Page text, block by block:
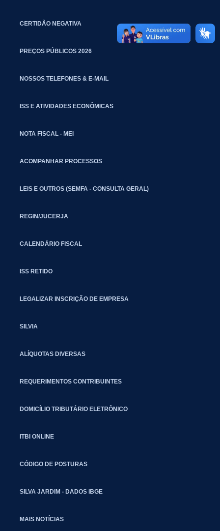
CERTIDÃO NEGATIVA
PREÇOS PÚBLICOS 2026
NOSSOS TELEFONES & E-MAIL
ISS E ATIVIDADES ECONÔMICAS
NOTA FISCAL - MEI
ACOMPANHAR PROCESSOS
LEIS E OUTROS (SEMFA - CONSULTA GERAL)
REGIN/JUCERJA
CALENDÁRIO FISCAL
ISS RETIDO
LEGALIZAR INSCRIÇÃO DE EMPRESA
SILVIA
ALÍQUOTAS DIVERSAS
REQUERIMENTOS CONTRIBUINTES
DOMICÍLIO TRIBUTÁRIO ELETRÔNICO
ITBI ONLINE
CÓDIGO DE POSTURAS
SILVA JARDIM - DADOS IBGE
MAIS NOTÍCIAS